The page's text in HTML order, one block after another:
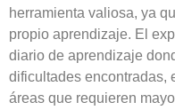
herramienta valiosa, ya
propio aprendizaje. El
diario de aprendizaje
dificultades encontradas,
áreas que requieren